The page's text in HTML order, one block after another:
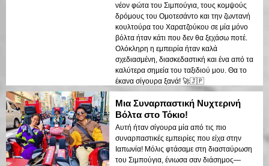
νέον φώτα του Σιμπούγια, τους κομψούς
δρόμους του Ομοτεσάντο και την ζωντανή
κουλτούρα του Χαρατζούκου σε μία μόνο
βόλτα ήταν κάτι που δεν θα ξεχάσω ποτέ.
Ολόκληρη η εμπειρία ήταν καλά
σχεδιασμένη, διασκεδαστική και ένα από τα
καλύτερα σημεία του ταξιδιού μου. Θα το
έκανα σίγουρα ξανά! 🚀🇯🇵
Μια Συναρπαστική Νυχτερινή
Βόλτα στο Τόκιο!
Αυτή ήταν σίγουρα μία από τις πιο
συναρπαστικές εμπειρίες που είχα στην
Ιαπωνία! Μόλις φτάσαμε στη διασταύρωση
του Σιμπούγια, ένιωσα σαν διάσημος—